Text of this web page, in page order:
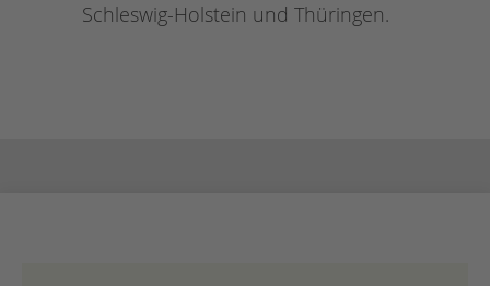
Schleswig-Holstein und Thüringen.